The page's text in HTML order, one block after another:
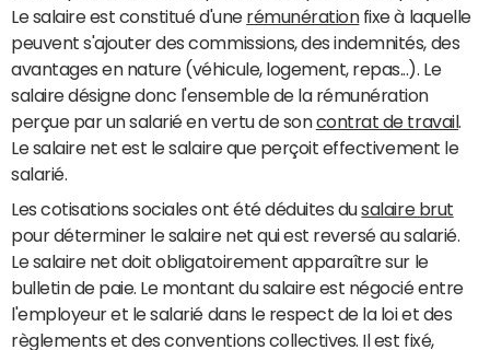
Le salaire est constitué d'une rémunérationfixe à laquelle
peuvent s'ajouter des commissions, des indemnités, des
avantages en nature (véhicule, logement, repas...). Le
salaire désigne donc l'ensemble de la rémunération
perçue par un salarié en vertu de soncontrat de travail
Le salaire net est le salaire que perçoit effectivement le
salarié.
Les cotisations sociales ont été déduites dusalaire brut
pour déterminer le salaire net qui est reversé au salarié.
Le salaire net doit obligatoirement apparaître sur le
bulletin de paie. Le montant du salaire est négocié entre
l'employeur et le salarié dans le respect de la loi et des
règlements et des conventions collectives. Il est fixé,